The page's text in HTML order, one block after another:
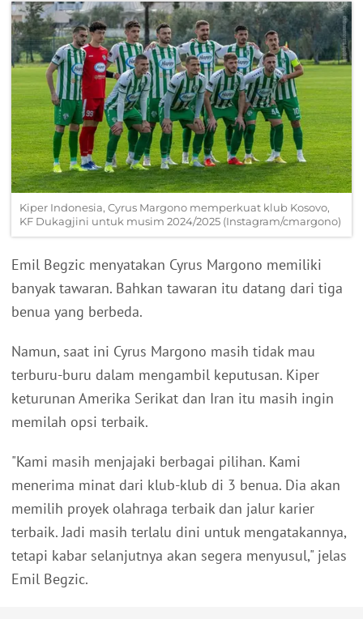
Kiper Indonesia, Cyrus Margono memperkuat klub Kosovo,
KF Dukagjini untuk musim 2024/2025 (Instagram/cmargono)
Emil Begzic menyatakan Cyrus Margono memiliki
banyak tawaran. Bahkan tawaran itu datang dari tiga
benua yang berbeda.
Namun, saat ini Cyrus Margono masih tidak mau
terburu-buru dalam mengambil keputusan. Kiper
keturunan Amerika Serikat dan Iran itu masih ingin
memilah opsi terbaik.
"Kami masih menjajaki berbagai pilihan. Kami
menerima minat dari klub-klub di 3 benua. Dia akan
memilih proyek olahraga terbaik dan jalur karier
terbaik. Jadi masih terlalu dini untuk mengatakannya,
tetapi kabar selanjutnya akan segera menyusul," jelas
Emil Begzic.